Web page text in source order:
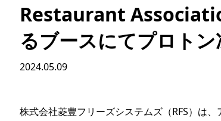
Restaurant
るブースにてプロト
2024.05.09
株式会社菱豊フリーズシステムズ（RFS）は